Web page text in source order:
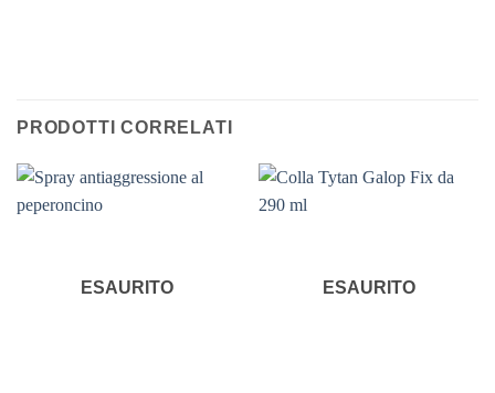
PRODOTTI CORRELATI
ESAURITO ESAURITO